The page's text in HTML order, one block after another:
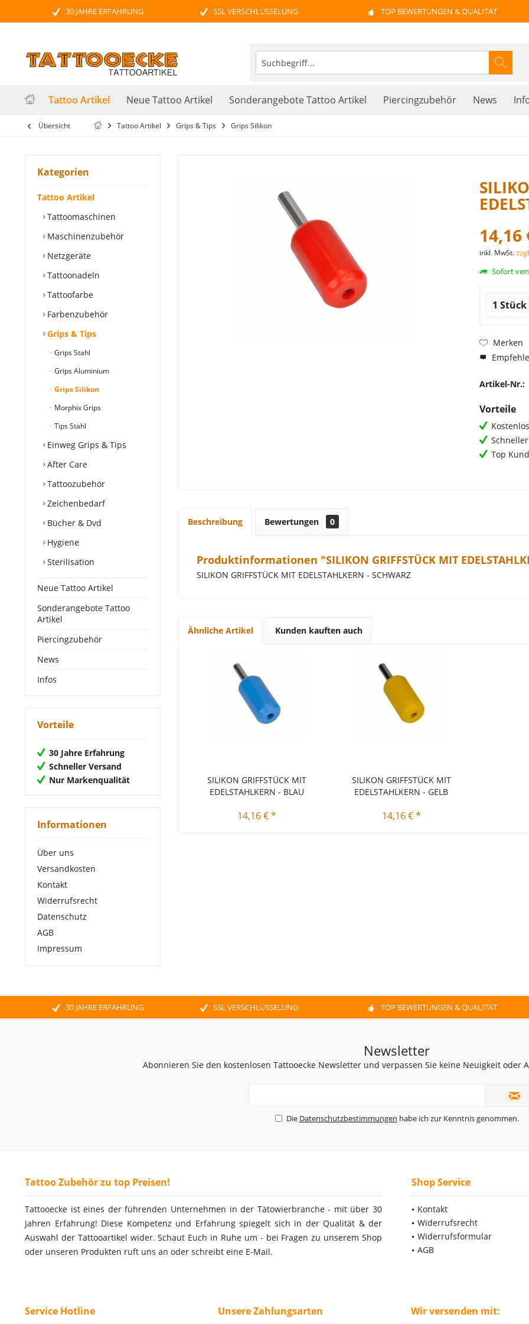
30 JAHRE ERFAHRUNG SSL VERSCHLÜSSELUNG TOP BEWERTUNGEN & QUALITÄT
Tattoo Artikel Neue Tattoo Artikel Sonderangebote Tattoo Artikel Piercingzubehör News
Übersicht Tattoo Artikel Grips & Tips Grips Silikon
Kategorien
Tattoo Artikel
Tattoomaschinen
Maschinenzubehör
Netzgeräte
Tattoonadeln
Tattoofarbe
Farbenzubehör
Grips & Tips
Grips Stahl
Grips Aluminium
Grips Silikon
Morphix Grips
Tips Stahl
Einweg Grips & Tips
After Care
Tattoozubehör
Zeichenbedarf
Bücher & Dvd
Hygiene
Sterilisation
Neue Tattoo Artikel
Sonderangebote Tattoo
Artikel
Piercingzubehör
News
Infos
Vorteile
30 Jahre Erfahrung
Schneller Versand
Nur Markenqualität
Informationen
Über uns
Versandkosten
Kontakt
Widerrufsrecht
Datenschutz
AGB
Impressum
14,16
inkl. MwSt.
Sofort
Merken
Artikel-Nr.:
Vorteile
Top
Beschreibung Bewertungen 0
Produktinformationen "SILIKON GRIFFSTÜCK MIT
SILIKON GRIFFSTÜCK MIT EDELSTAHLKERN - SCHWARZ
Ähnliche Artikel Kunden kauften auch
SILIKON GRIFFSTÜCK MIT
EDELSTAHLKERN - BLAU
14,16 € *
SILIKON GRIFFSTÜCK MIT
EDELSTAHLKERN - GELB
14,16 € *
30 JAHRE ERFAHRUNG SSL VERSCHLÜSSELUNG TOP BEWERTUNGEN & QUALITÄT
Newsletter
Abonnieren Sie den kostenlosen Tattooecke Newsletter und verpassen Sie keine Neuigkeit oder
Die Datenschutzbestimmungen habe ich zur Kenntnis genommen.
Tattoo Zubehör zu top Preisen!
Tattooecke ist eines der führenden Unternehmen in der Tätowierbranche - mit über 30
Jahren Erfahrung! Diese Kompetenz und Erfahrung spiegelt sich in der Qualität & der
Auswahl der Tattooartikel wider. Schaut Euch in Ruhe um - bei Fragen zu unserem Shop
oder unseren Produkten ruft uns an oder schreibt eine E-Mail.
Shop Service
Kontakt
Widerrufsrecht
Widerrufsformular
AGB
Service Hotline Unsere Zahlungsarten Wir versenden mit: